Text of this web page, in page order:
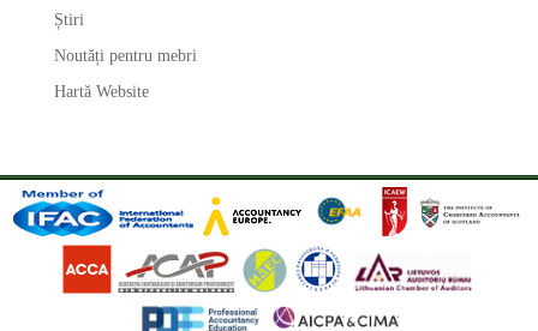
Știri
Noutăți pentru mebri
Hartă Website